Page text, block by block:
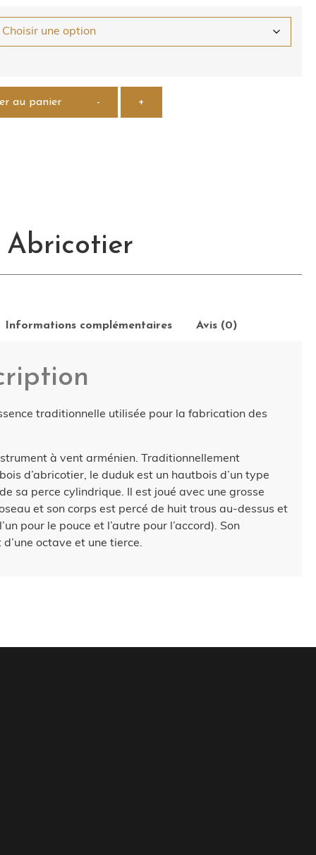
- +
au panier
Abricotier
Informations complémentaires Avis (0)
traditionnelle utilisée pour la fabrication des
à vent arménien. Traditionnellement
d’abricotier, le duduk est un hautbois d’un type
sa perce cylindrique. Il est joué avec une grosse
et son corps est percé de huit trous au-dessus et
pour le pouce et l’autre pour l’accord). Son
octave et une tierce.